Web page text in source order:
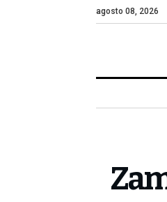
agosto 08, 2026